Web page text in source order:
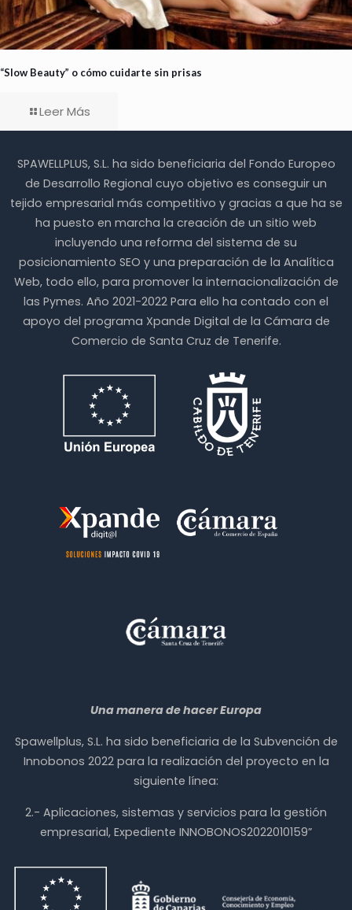
“Slow Beauty” o cómo cuidarte sin prisas
Leer Más
SPAWELLPLUS, S.L. ha sido beneficiaria del Fondo Europeo
de Desarrollo Regional cuyo objetivo es conseguir un
tejido empresarial más competitivo y gracias a que ha se
ha puesto en marcha la creación de un sitio web
incluyendo una reforma del sistema de su
posicionamiento SEO y una preparación de la Analítica
Web, todo ello, para promover la internacionalización de
las Pymes. Año 2021-2022 Para ello ha contado con el
apoyo del programa Xpande Digital de la Cámara de
Comercio de Santa Cruz de Tenerife.
Una manera de hacer Europa
Spawellplus, S.L. ha sido beneficiaria de la Subvención de
Innobonos 2022 para la realización del proyecto en la
siguiente línea:
2.- Aplicaciones, sistemas y servicios para la gestión
empresarial, Expediente INNOBONOS2022010159”